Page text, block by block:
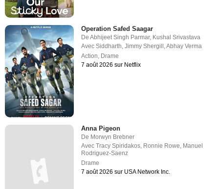
Operation Safed Saagar
DeAbhijeet Singh Parmar, Kushal Srivastava
AvecSiddharth,Jimmy Shergill,Abhay Verma
Action, Drame
7 août 2026 sur Netflix
Anna Pigeon
De Morwyn Brebner
AvecTracy Spiridakos, Ronnie Rowe, Manuel
Rodriguez-Saenz
Drame
7 août 2026 sur USA Network Inc.